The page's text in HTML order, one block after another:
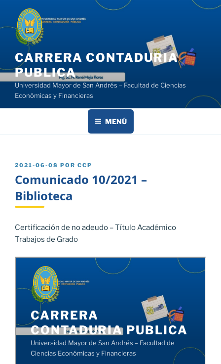
contenido
CARRERA CONTADURIA
PUBLICA
Universidad Mayor de San Andrés – Facultad de Ciencias
Económicas y Financieras
MENÚ
PUBLICADO
2021-06-08 POR CCP
Comunicado 10/2021 –
Biblioteca
Certificación de no adeudo – Título Académico
Trabajos de Grado